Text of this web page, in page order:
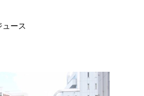
ース